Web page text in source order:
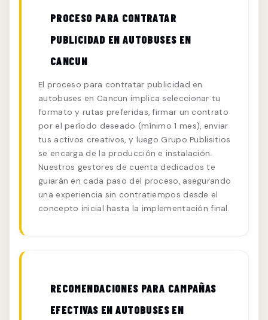
PROCESO PARA CONTRATAR
PUBLICIDAD EN AUTOBUSES EN
CANCUN
El proceso para contratar publicidad en
autobuses en Cancun implica seleccionar tu
formato y rutas preferidas, firmar un contrato
por el período deseado (mínimo 1 mes), enviar
tus activos creativos, y luego Grupo Publisitios
se encarga de la producción e instalación.
Nuestros gestores de cuenta dedicados te
guiarán en cada paso del proceso, asegurando
una experiencia sin contratiempos desde el
concepto inicial hasta la implementación final.
RECOMENDACIONES PARA CAMPAÑAS
EFECTIVAS EN AUTOBUSES EN